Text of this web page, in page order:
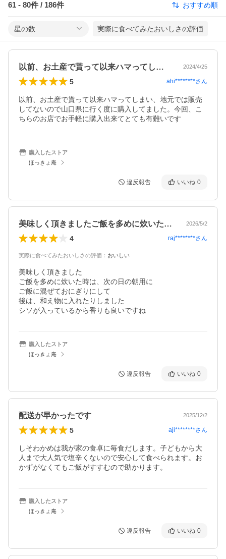
61 - 80件 / 186件 おすすめ順
星の数 実際に食べてみたおいしさの評価
以前、お土産で貰って以来ハマってしまい… 2024/4/25
5 ahi********さん
以前、お土産で貰って以来ハマってしまい、地元では販売
してないので山口県に行く度に購入してました。今回、こ
ちらのお店でお手軽に購入出来てとても有難いです
購入したストア
ほっきょ庵
違反報告 いいね 0
美味しく頂きましたご飯を多めに炊いた時… 2026/5/2
4 raj********さん
実際に食べてみたおいしさの評価 ： おいしい
美味しく頂きました
ご飯を多めに炊いた時は、次の日の朝用に
ご飯に混ぜておにぎりにして
後は、和え物に入れたりしました
シソが入っているから香りも良いですね
購入したストア
ほっきょ庵
違反報告 いいね 0
配送が早かったです 2025/12/2
5 aji********さん
しそわかめは我が家の食卓に毎食だします。子どもから大
人まで大人気で塩辛くないので安心して食べられます。お
かずがなくてもご飯がすすむので助かります。
購入したストア
ほっきょ庵
違反報告 いいね 0